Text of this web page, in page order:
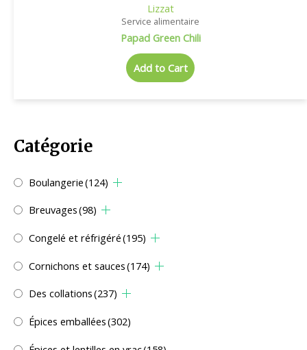
Catégorie
Boulangerie(124)
Breuvages(98)
Congelé et réfrigéré(195)
Cornichons et sauces(174)
Des collations(237)
Épices emballées(302)
Lizzat
Service alimentaire
Papad Green Chili
Add to Cart